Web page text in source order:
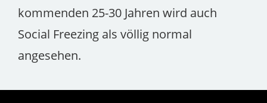
kommenden 25-30 Jahren wird auch
Social Freezing als völlig normal
angesehen.